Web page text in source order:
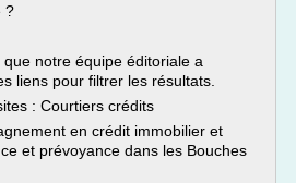
?
notre équipe éditoriale a
liens pour filtrer les résultats.
: Courtiers crédits
en crédit immobilier et
et prévoyance dans les Bouches